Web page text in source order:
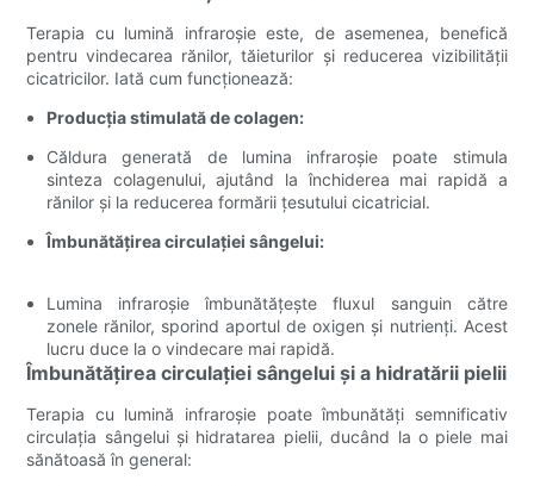
Terapia cu lumină infraroșie este, de asemenea, benefică
pentru vindecarea rănilor, tăieturilor și reducerea vizibilității
cicatricilor. Iată cum funcționează:
Producția stimulată de colagen:
Căldura generată de lumina infraroșie poate stimula
sinteza colagenului, ajutând la închiderea mai rapidă a
rănilor și la reducerea formării țesutului cicatricial.
Îmbunătățirea circulației sângelui:
Lumina infraroșie îmbunătățește fluxul sanguin către
zonele rănilor, sporind aportul de oxigen și nutrienți. Acest
lucru duce la o vindecare mai rapidă.
Îmbunătățirea circulației sângelui și a hidratării pielii
Terapia cu lumină infraroșie poate îmbunătăți semnificativ
circulația sângelui și hidratarea pielii, ducând la o piele mai
sănătoasă în general: